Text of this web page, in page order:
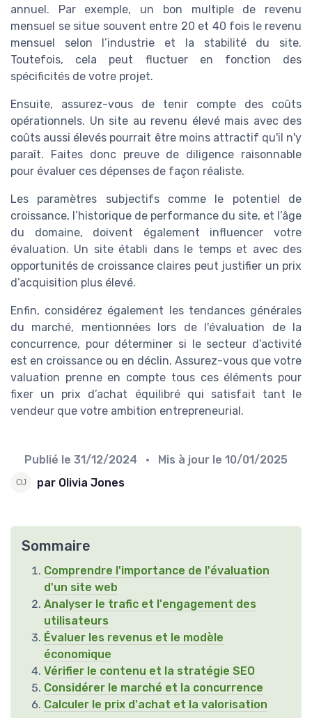
annuel. Par exemple, un bon multiple de revenu
mensuel se situe souvent entre 20 et 40 fois le revenu
mensuel selon l’industrie et la stabilité du site.
Toutefois, cela peut fluctuer en fonction des
spécificités de votre projet.
Ensuite, assurez-vous de tenir compte des coûts
opérationnels. Un site au revenu élevé mais avec des
coûts aussi élevés pourrait être moins attractif qu'il n'y
paraît. Faites donc preuve de diligence raisonnable
pour évaluer ces dépenses de façon réaliste.
Les paramètres subjectifs comme le potentiel de
croissance, l’historique de performance du site, et l’âge
du domaine, doivent également influencer votre
évaluation. Un site établi dans le temps et avec des
opportunités de croissance claires peut justifier un prix
d’acquisition plus élevé.
Enfin, considérez également les tendances générales
du marché, mentionnées lors de l'évaluation de la
concurrence, pour déterminer si le secteur d’activité
est en croissance ou en déclin. Assurez-vous que votre
valuation prenne en compte tous ces éléments pour
fixer un prix d’achat équilibré qui satisfait tant le
vendeur que votre ambition entrepreneurial.
Publié le 31/12/2024 • Mis à jour le 10/01/2025
par Olivia Jones
Sommaire
Comprendre l'importance de l'évaluation
d'un site web
Analyser le trafic et l'engagement des
utilisateurs
Évaluer les revenus et le modèle
économique
Vérifier le contenu et la stratégie SEO
Considérer le marché et la concurrence
Calculer le prix d'achat et la valorisation